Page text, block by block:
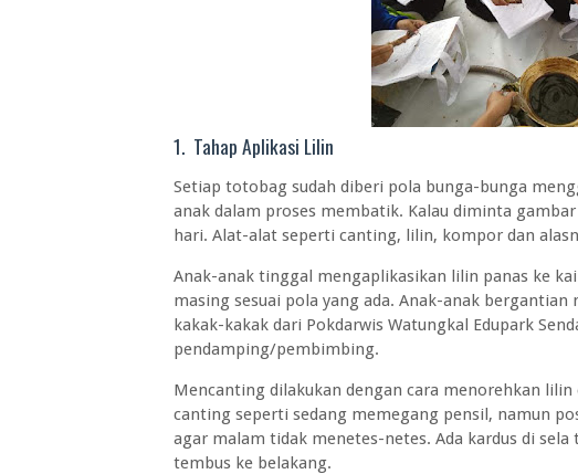
1. Tahap Aplikasi Lilin
Setiap totobag sudah diberi pola bunga-bunga
anak dalam proses membatik. Kalau diminta
hari. Alat-alat seperti canting, lilin, kompor dan
Anak-anak tinggal mengaplikasikan lilin panas ke
masing sesuai pola yang ada. Anak-anak
kakak-kakak dari Pokdarwis Watungkal Edupark
pendamping/pembimbing.
Mencanting dilakukan dengan cara menorehkan
canting seperti sedang memegang pensil, namun
agar malam tidak menetes-netes. Ada kardus di
tembus ke belakang.